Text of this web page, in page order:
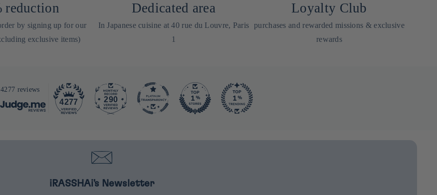
reduction
by signing up for our
exclusive items)
Dedicated area
In Japanese cuisine at 40 rue du Louvre, Paris
1
Loyalty Club
purchases and rewarded missions & exclusive
rewards
4277 reviews
4277 290
iRASSHAi's Newsletter